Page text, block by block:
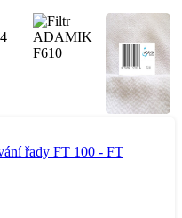
řady FT 100 - FT